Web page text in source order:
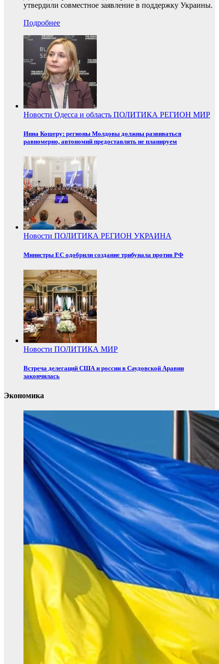
утвердили совместное заявление в поддержку Украины.
Подробнее
Новости Одесса и область ПОЛИТИКА РЕГИОН МИР
Инна Кошеру: регионы Молдовы должны развиваться
равномерно, автономий предоставлять не планируем
Новости ПОЛИТИКА РЕГИОН УКРАИНА
Министры ЕС одобрили создание трибунала против РФ
Новости ПОЛИТИКА МИР
Встреча делегаций США и россии в Саудовской Аравии
закончилась
Экономика